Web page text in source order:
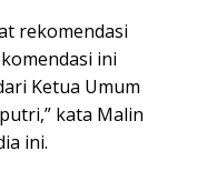
rekomendasi
ini
Ketua Umum
kata Malin
ini.